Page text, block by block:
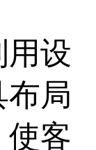
用设
局
使客